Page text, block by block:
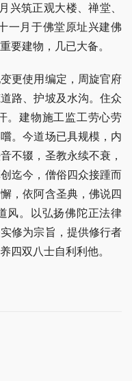
兴筑正观大楼、禅堂、
一月于佛堂原址兴建佛
要建物，几已大备。
更使用编定，周旋官府
路、护坡及水沟。住众
。建物施工监工劳心劳
。今道场已具规模，内
不辍，圣教永续不衰，
迄今，僧俗四众接踵而
，依阿含圣典，佛说四
风。以弘扬佛陀正法律
修为宗旨，提供修行者
四双八士自利利他。